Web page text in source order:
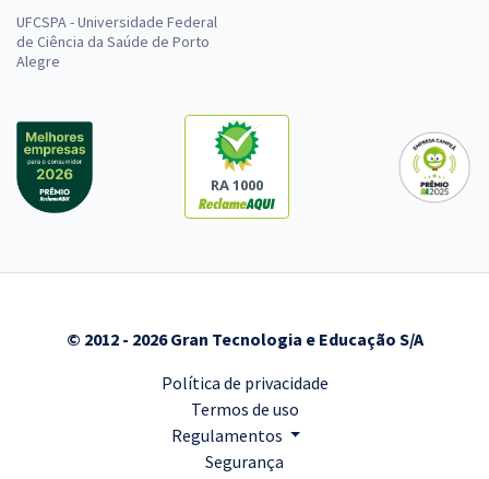
UFCSPA - Universidade Federal
de Ciência da Saúde de Porto
Alegre
RA 1000
© 2012 - 2026 Gran Tecnologia e Educação S/A
Política de privacidade
Termos de uso
Regulamentos
Segurança